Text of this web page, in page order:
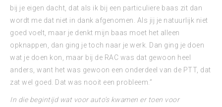
bij je eigen dacht, dat als ik bij een particuliere baas zit dan
wordt me dat niet in dank afgenomen. Als jij je natuurlijk niet
goed voelt, maar je denkt mijn baas moet het alleen
opknappen, dan ging je toch naar je werk. Dan ging je doen
wat je doen kon, maar bij de RAC was dat gewoon heel
anders, want het was gewoon een onderdeel van de PTT, dat
zat wel goed. Dat was nooit een probleem.”
In die begintijd wat voor auto’s kwamen er toen voor